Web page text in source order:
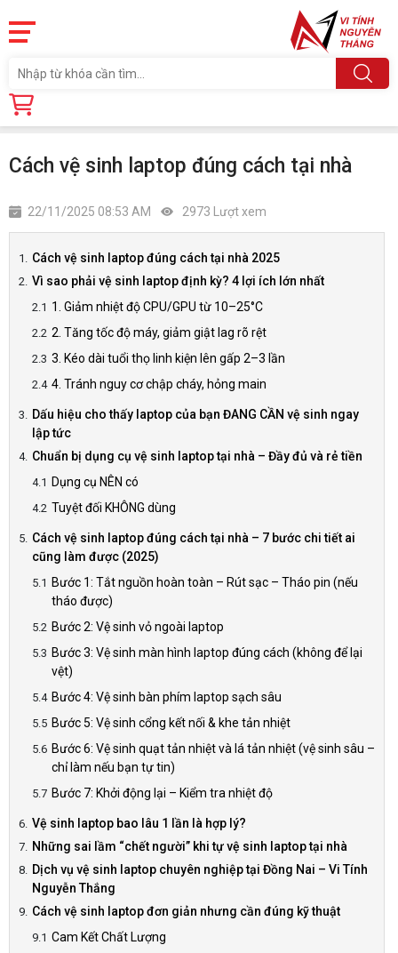
Trang chủ
Cách vệ sinh laptop đúng cách tại nhà
22/11/2025 08:53 AM 2973 Lượt xem
Cách vệ sinh laptop đúng cách tại nhà 2025
Vì sao phải vệ sinh laptop định kỳ? 4 lợi ích lớn nhất
1. Giảm nhiệt độ CPU/GPU từ 10–25°C
2. Tăng tốc độ máy, giảm giật lag rõ rệt
3. Kéo dài tuổi thọ linh kiện lên gấp 2–3 lần
4. Tránh nguy cơ chập cháy, hỏng main
Dấu hiệu cho thấy laptop của bạn ĐANG CẦN vệ sinh ngay
lập tức
Chuẩn bị dụng cụ vệ sinh laptop tại nhà – Đầy đủ và rẻ tiền
Dụng cụ NÊN có
Tuyệt đối KHÔNG dùng
Cách vệ sinh laptop đúng cách tại nhà – 7 bước chi tiết ai
cũng làm được (2025)
Bước 1: Tắt nguồn hoàn toàn – Rút sạc – Tháo pin (nếu
tháo được)
Bước 2: Vệ sinh vỏ ngoài laptop
Bước 3: Vệ sinh màn hình laptop đúng cách (không để lại
vệt)
Bước 4: Vệ sinh bàn phím laptop sạch sâu
Bước 5: Vệ sinh cổng kết nối & khe tản nhiệt
Bước 6: Vệ sinh quạt tản nhiệt và lá tản nhiệt (vệ sinh sâu –
chỉ làm nếu bạn tự tin)
Bước 7: Khởi động lại – Kiểm tra nhiệt độ
Vệ sinh laptop bao lâu 1 lần là hợp lý?
Những sai lầm “chết người” khi tự vệ sinh laptop tại nhà
Dịch vụ vệ sinh laptop chuyên nghiệp tại Đồng Nai – Vi Tính
Nguyễn Thắng
Cách vệ sinh laptop đơn giản nhưng cần đúng kỹ thuật
Cam Kết Chất Lượng